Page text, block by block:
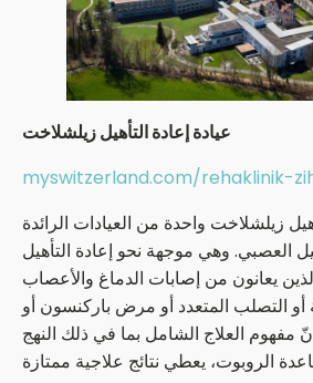
عيادة إعادة التأهيل زيلشلاخت
myswitzerland.com/rehaklinik-
زيلشلاخت واحدة من العيادات الرائدة
العصبي. وهي موجهة نحو إعادة التأهيل
يعانون من إصابات الدماغ والأعصاب
أو التصلب المتعدد أو مرض باركنسون أو
مفهوم العلاج الشامل بما في ذلك النهج